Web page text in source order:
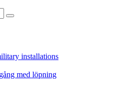
Search
installations
med löpning